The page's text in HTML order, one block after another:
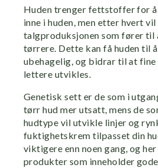
Huden trenger fettstoffer for
inne i huden, men etter hvert
talgproduksjonen som fører til
tørrere. Dette kan få huden til
ubehagelig, og bidrar til at
lettere utvikles.
Genetisk sett er de som i
tørr hud mer utsatt, mens de
hudtype vil utvikle linjer og
fuktighetskrem tilpasset din
viktigere enn noen gang, og
produkter som inneholder